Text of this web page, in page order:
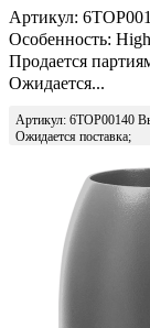
Артикул:
Особенность:
Продается
Ожидается...
Артикул: 6TOP00140
Ожидается поставка;